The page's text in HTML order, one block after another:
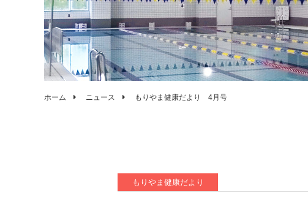
ホーム ニュース もりやま健康だより 4月号
もりやま健康だより